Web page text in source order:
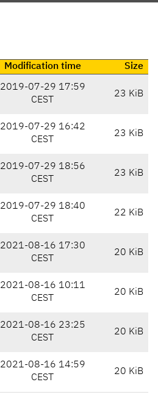
Modification time
Size
2019-07-29 17:59
CEST
23 KiB
2019-07-29 16:42
CEST
23 KiB
2019-07-29 18:56
CEST
23 KiB
2019-07-29 18:40
CEST
22 KiB
2021-08-16 17:30
CEST
20 KiB
2021-08-16 10:11
CEST
20 KiB
2021-08-16 23:25
CEST
20 KiB
2021-08-16 14:59
CEST
20 KiB